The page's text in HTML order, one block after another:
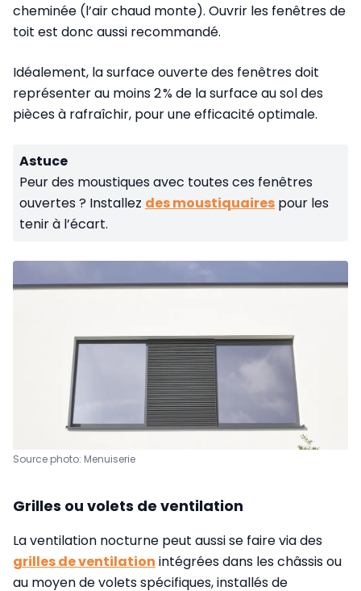
cheminée (l’air chaud monte). Ouvrir les fenêtres de
toit est donc aussi recommandé.
Idéalement, la surface ouverte des fenêtres doit
représenter au moins 2 % de la surface au sol des
pièces à rafraîchir, pour une efficacité optimale.
Astuce
Peur des moustiques avec toutes ces fenêtres
ouvertes ? Installez des moustiquaires pour les
tenir à l’écart.
Source photo: Menuiserie
Grilles ou volets de ventilation
La ventilation nocturne peut aussi se faire via des
grilles de ventilation intégrées dans les châssis ou
au moyen de volets spécifiques, installés de